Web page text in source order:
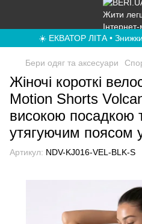
☀️ ЕКВАТОР ЛІТА •
Бери одяг та аксесуари
Жіночі короткі
Motion Shorts
високою посадкою
утягуючим поясом
Артикул: NDV-KJ016-VEL-BLK-S